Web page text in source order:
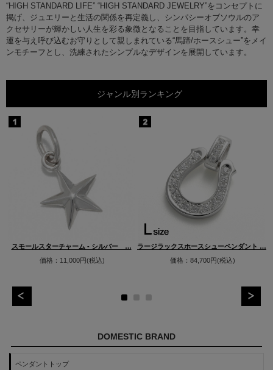
“HIGH STANDARD LIFE” “HIGH STANDARD JEWELRY”をコンセプトに
掲げ、ジュエリーと生活の関係を再定義し、シンパシーオブソウルのア
クセサリーが輝かしい人生を彩る象徴となることを目指しています。幸
運を与え呼び込むお守りとして親しまれている“馬蹄/ホースシュー”をメイ
ンモチーフとし、洗練されたシンプルなデザインを展開しています。
ジャンル別ランキング
スモールスターチャーム - シルバー …
価格：11,000円(税込)
ラージラックスホースシューペンダント …
価格：84,700円(税込)
DOMESTIC BRAND
ペンダントトップ